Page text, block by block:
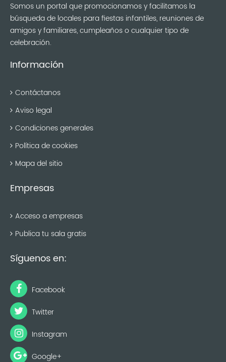
Somos un portal que promocionamos y facilitamos la
búsqueda de locales para fiestas infantiles, reuniones de
amigos y familiares, cumpleaños o cualquier tipo de
celebración.
Información
Contáctanos
Aviso legal
Condiciones generales
Política de cookies
Mapa del sitio
Empresas
Acceso a empresas
Publica tu sala gratis
Síguenos en:
Facebook
Twitter
Instagram
Google+